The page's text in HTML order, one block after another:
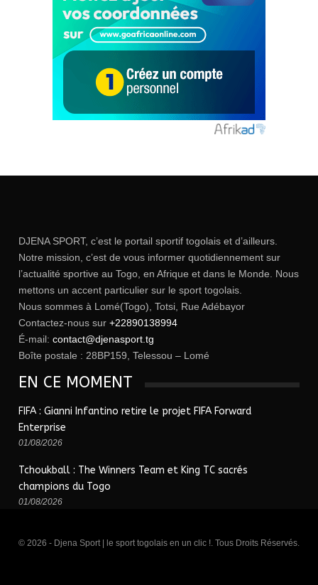
DJENA SPORT, c’est le portail sportif togolais et d’ailleurs.
Notre mission, c’est de vous informer quotidiennement sur
l’actualité sportive au Togo, en Afrique et dans le Monde. Nous
mettons un accent particulier sur le sport togolais.
Nous sommes à Lomé(Togo), Totsi, Rue Adébayor
Contactez-nous sur +22890138994
É-mail: contact@djenasport.tg
Boîte postale : 28BP159, Telessou – Lomé
EN CE MOMENT
FIFA : Gianni Infantino retire le projet FIFA Forward
Enterprise
01/08/2026
Tchoukball : The Winners Team et King TC sacrés
champions du Togo
01/08/2026
© 2026 - Djena Sport | le sport togolais en un clic !. Tous Droits Réservés.